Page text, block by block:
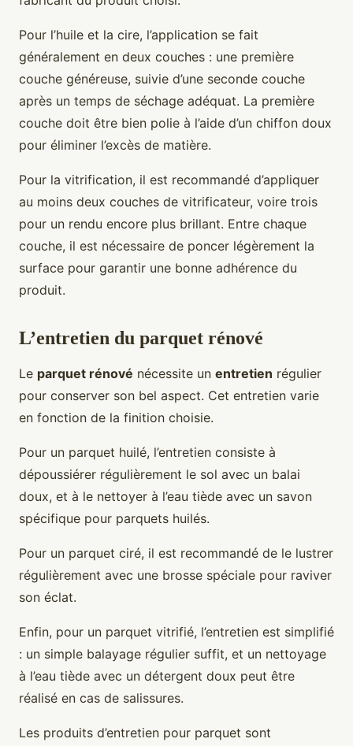
Pour l’huile et la cire, l’application se fait
généralement en deux couches : une première
couche généreuse, suivie d’une seconde couche
après un temps de séchage adéquat. La première
couche doit être bien polie à l’aide d’un chiffon doux
pour éliminer l’excès de matière.
Pour la vitrification, il est recommandé d’appliquer
au moins deux couches de vitrificateur, voire trois
pour un rendu encore plus brillant. Entre chaque
couche, il est nécessaire de poncer légèrement la
surface pour garantir une bonne adhérence du
produit.
L’entretien du parquet rénové
Le parquet rénové nécessite un entretien régulier
pour conserver son bel aspect. Cet entretien varie
en fonction de la finition choisie.
Pour un parquet huilé, l’entretien consiste à
dépoussiérer régulièrement le sol avec un balai
doux, et à le nettoyer à l’eau tiède avec un savon
spécifique pour parquets huilés.
Pour un parquet ciré, il est recommandé de le lustrer
régulièrement avec une brosse spéciale pour raviver
son éclat.
Enfin, pour un parquet vitrifié, l’entretien est simplifié
: un simple balayage régulier suffit, et un nettoyage
à l’eau tiède avec un détergent doux peut être
réalisé en cas de salissures.
Les produits d’entretien pour parquet sont